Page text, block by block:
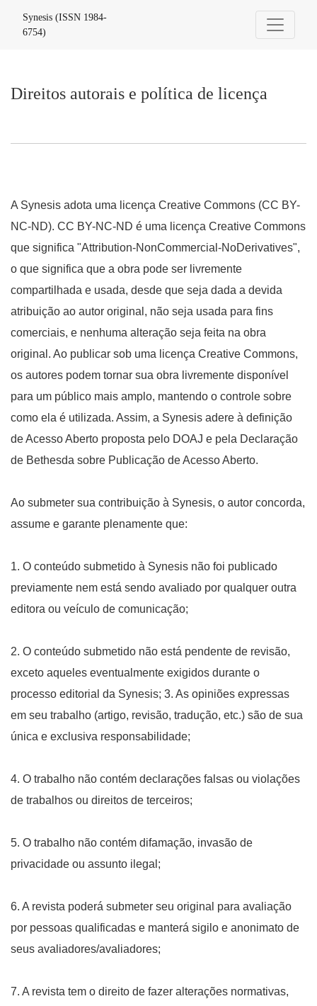
Direitos autorais e política de licença
Synesis (ISSN 1984-
6754)
Direitos autorais e política de licença
A Synesis adota uma licença Creative Commons (CC BY-
NC-ND). CC BY-NC-ND é uma licença Creative Commons
que significa "Attribution-NonCommercial-NoDerivatives",
o que significa que a obra pode ser livremente
compartilhada e usada, desde que seja dada a devida
atribuição ao autor original, não seja usada para fins
comerciais, e nenhuma alteração seja feita na obra
original. Ao publicar sob uma licença Creative Commons,
os autores podem tornar sua obra livremente disponível
para um público mais amplo, mantendo o controle sobre
como ela é utilizada. Assim, a Synesis adere à definição
de Acesso Aberto proposta pelo DOAJ e pela Declaração
de Bethesda sobre Publicação de Acesso Aberto.
Ao submeter sua contribuição à Synesis, o autor concorda,
assume e garante plenamente que:
1. O conteúdo submetido à Synesis não foi publicado
previamente nem está sendo avaliado por qualquer outra
editora ou veículo de comunicação;
2. O conteúdo submetido não está pendente de revisão,
exceto aqueles eventualmente exigidos durante o
processo editorial da Synesis; 3. As opiniões expressas
em seu trabalho (artigo, revisão, tradução, etc.) são de sua
única e exclusiva responsabilidade;
4. O trabalho não contém declarações falsas ou violações
de trabalhos ou direitos de terceiros;
5. O trabalho não contém difamação, invasão de
privacidade ou assunto ilegal;
6. A revista poderá submeter seu original para avaliação
por pessoas qualificadas e manterá sigilo e anonimato de
seus avaliadores/avaliadores;
7. A revista tem o direito de fazer alterações normativas,